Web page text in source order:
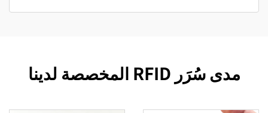
مدى سُرَر RFID المخصصة لدينا